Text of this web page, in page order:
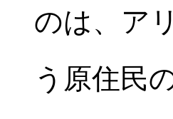
のは、ア
う原住民